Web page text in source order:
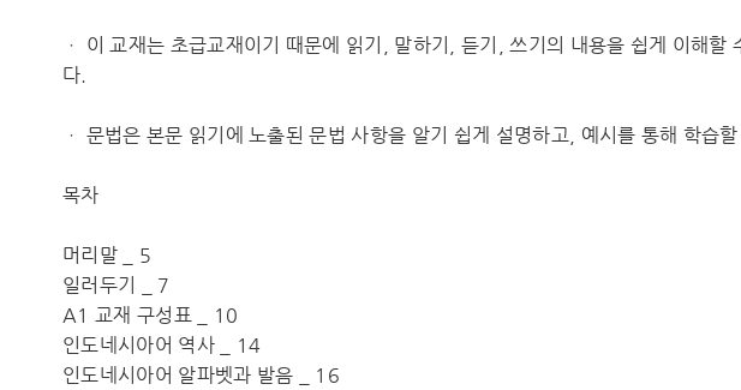
ㆍ 이 교재는 초급교재이기 때문에 읽기, 말하기, 듣기, 쓰기의 내용을 쉽게 이해
다.
ㆍ 문법은 본문 읽기에 노출된 문법 사항을 알기 쉽게 설명하고, 예시를 통해 학습
목차
머리말 _ 5
일러두기 _ 7
A1 교재 구성표 _ 10
인도네시아어 역사 _ 14
인도네시아어 알파벳과 발음 _ 16